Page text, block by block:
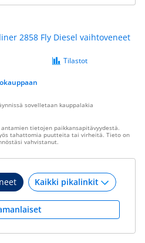
2858 Fly Diesel vaihtoveneet
Tilastot
sovelletaan kauppalakia
tietojen paikkansapitävyydestä.
tahattomia puutteita tai virheitä. Tieto on
vahvistanut.